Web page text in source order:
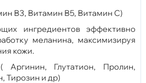
В3, Витамин В5, Витамин С)
ингредиентов эффективно
меланина, максимизируя
кожи.
Аргинин, Глутатион, Пролин,
Тирозин и др)